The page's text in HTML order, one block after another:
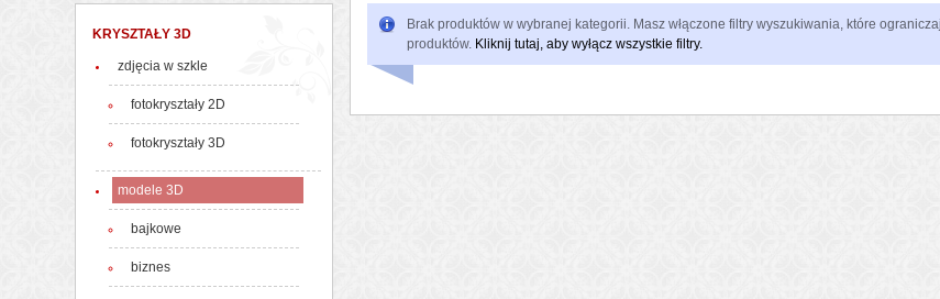
KRYSZTAŁY 3D
zdjęcia w szkle
fotokryształy 2D
fotokryształy 3D
modele 3D
bajkowe
biznes
Brak produktów w wybranej kategorii. Masz włączone filtry wyszukiwania, które
produktów. Kliknij tutaj, aby wyłącz wszystkie filtry.